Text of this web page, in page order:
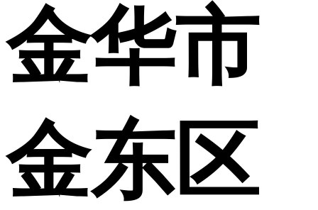
金华市
金东区